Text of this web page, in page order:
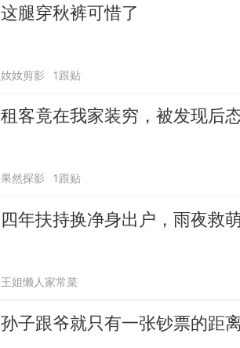
这腿穿秋裤可惜了
奻奻剪影 1跟贴
租客竟在我家装穷，被发现后
果然探影 1跟贴
四年扶持换净身出户，雨夜救
王姐懒人家常菜
孙子跟爷就只有一张钞票的距